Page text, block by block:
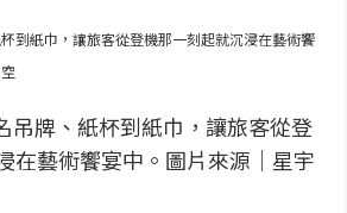
到紙巾，讓旅客從登機那一刻起就沉浸在藝術饗